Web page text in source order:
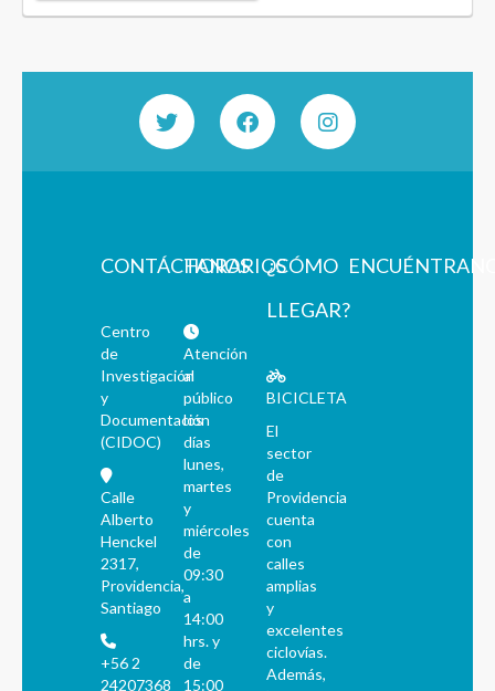
CONTÁCTANOS
Centro
de
Investigación
y
Documentación
(CIDOC)
Calle
Alberto
Henckel
2317,
Providencia,
Santiago
+56 2
24207368
HORARIOS
Atención
al
público
los
días
lunes,
martes
y
miércoles
de
09:30
a
14:00
hrs. y
de
15:00
¿CÓMO
LLEGAR?
BICICLETA
El
sector
de
Providencia
cuenta
con
calles
amplias
y
excelentes
ciclovías.
Además,